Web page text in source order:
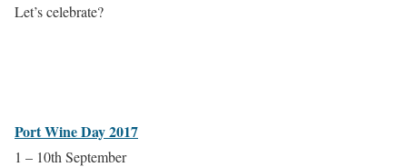
Let’s celebrate?
Port Wine Day 2017
1 – 10th September